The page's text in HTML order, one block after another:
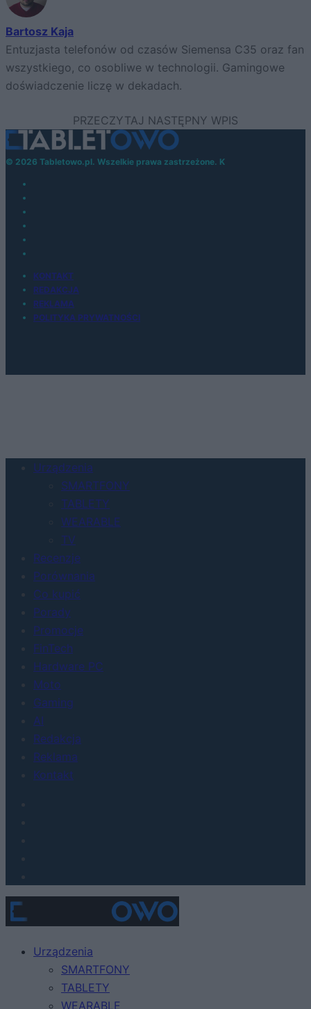
Bartosz Kaja
Entuzjasta telefonów od czasów Siemensa C35 oraz fan
wszystkiego, co osobliwe w technologii. Gamingowe
doświadczenie liczę w dekadach.
© 2026 Tabletowo.pl. Wszelkie prawa zastrzeżone. K
KONTAKT
REDAKCJA
REKLAMA
POLITYKA PRYWATNOŚCI
Urządzenia
SMARTFONY
TABLETY
WEARABLE
TV
Recenzje
Porównania
Co kupić
Porady
Promocje
FinTech
Hardware PC
Moto
Gaming
AI
Redakcja
Reklama
Kontakt
Urządzenia
SMARTFONY
TABLETY
WEARABLE